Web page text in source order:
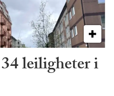
leiligheter i